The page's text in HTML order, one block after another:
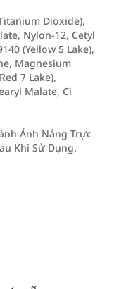
Dioxide),
Nylon-12, Cetyl
(Yellow 5 Lake),
Magnesium
7 Lake),
Malate, Ci
Ánh Nắng Trực
Khi Sử Dụng.